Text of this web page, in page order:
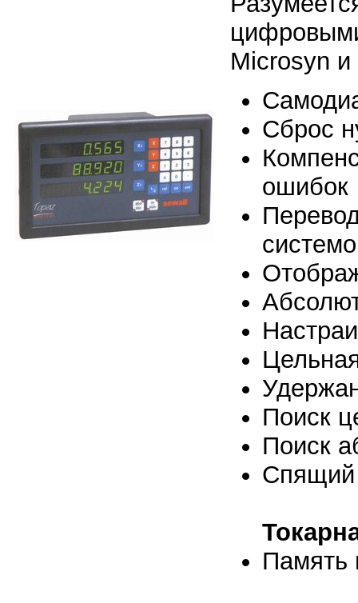
Microsyn
Сброс
ошибок
Поиск
Поиск
Память